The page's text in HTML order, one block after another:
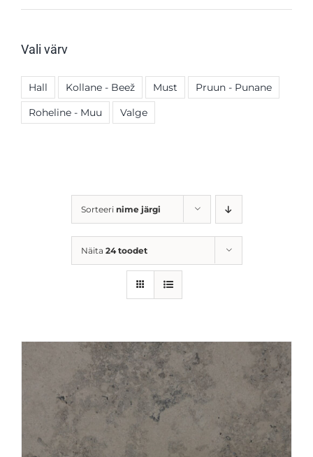
Sorteeri nime järgi
Näita 24 toodet
Vali värv
Hall Kollane - Beež Must
Pruun - Punane
Roheline - Muu
Valge